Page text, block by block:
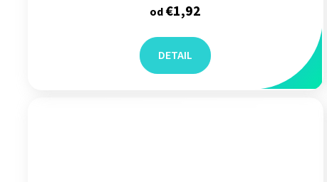
od€1,92
DETAIL